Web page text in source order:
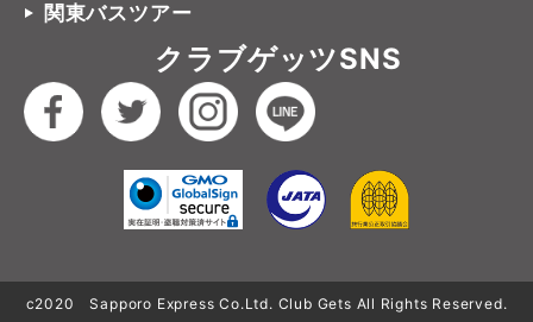
関東バスツアー
クラブゲッツSNS
c2020 Sapporo Express Co.Ltd. Club Gets All Rights Reserved.